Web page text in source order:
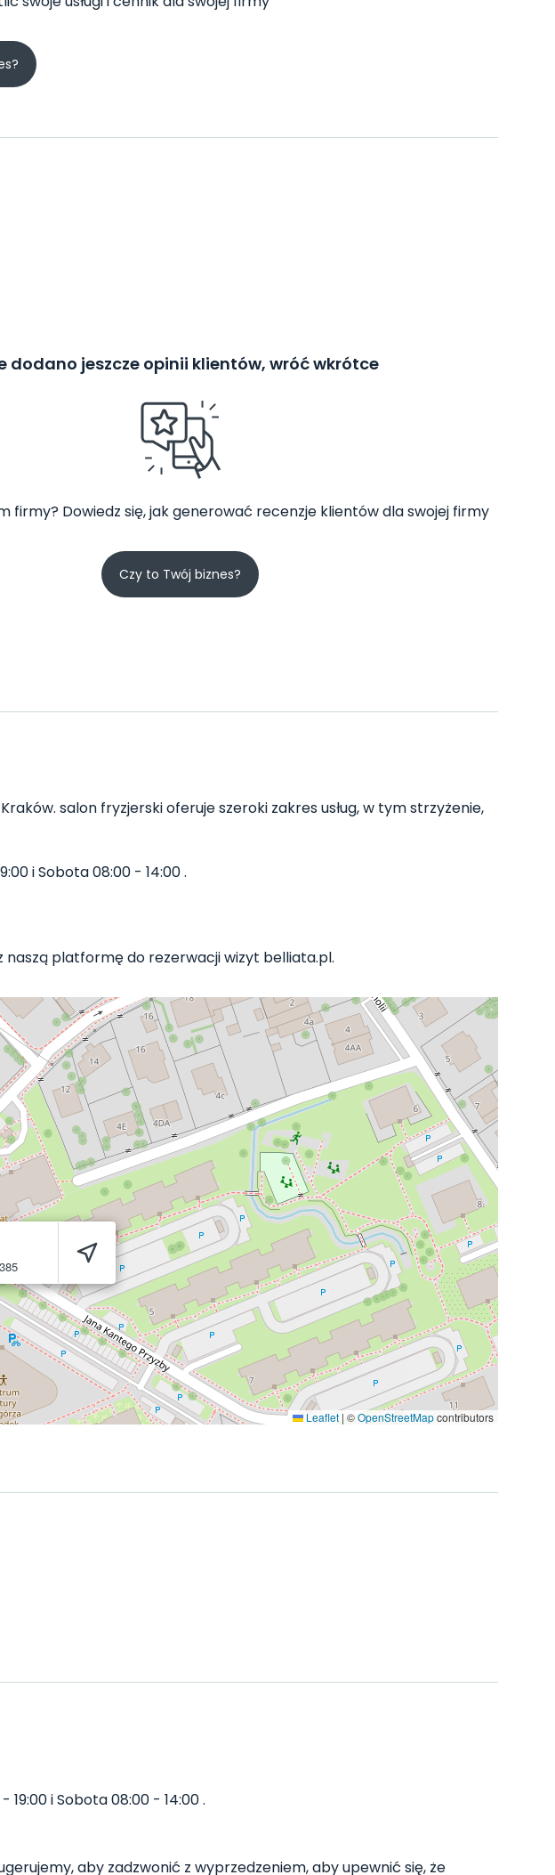
dodano jeszcze opinii klientów, wróć wkrótce
firmy? Dowiedz się, jak generować recenzje klientów dla swojej firmy
Czy to Twój biznes?
salon fryzjerski oferuje szeroki zakres usług, w tym strzyżenie,
i Sobota 08:00 - 14:00 .
naszą platformę do rezerwacji wizyt belliata.pl.
Leaflet | ©OpenStreetMapcontributors
i Sobota 08:00 - 14:00 .
aby zadzwonić z wyprzedzeniem, aby upewnić się, że